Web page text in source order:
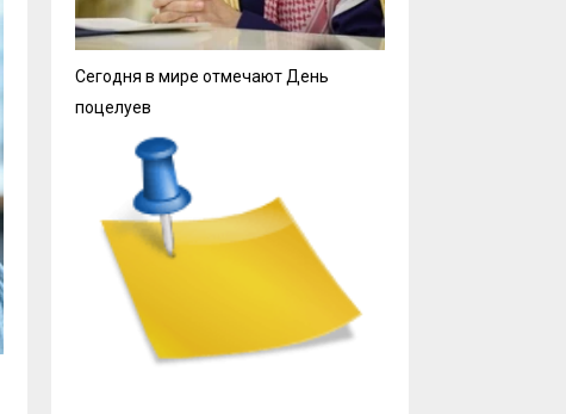
Сегодня в мире отмечают День
поцелуев